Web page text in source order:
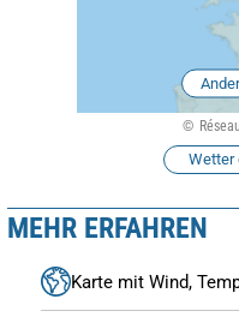
Wetter
MEHR ERFAHREN
Karte mit Wind,